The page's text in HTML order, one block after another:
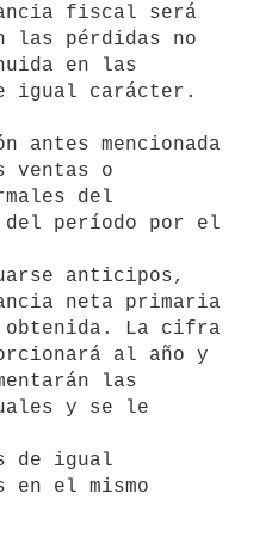
fiscal será
en las
mencionada
ventas o
período por el
neta primaria
al año y
y se le
en el mismo